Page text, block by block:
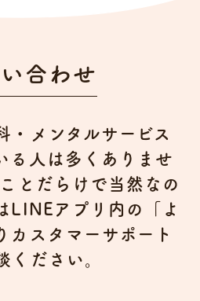
合わせ
・メンタルサービス
る人は多くありませ
とだらけで当然なの
LINEアプリ内の「よ
カスタマーサポート
ください。